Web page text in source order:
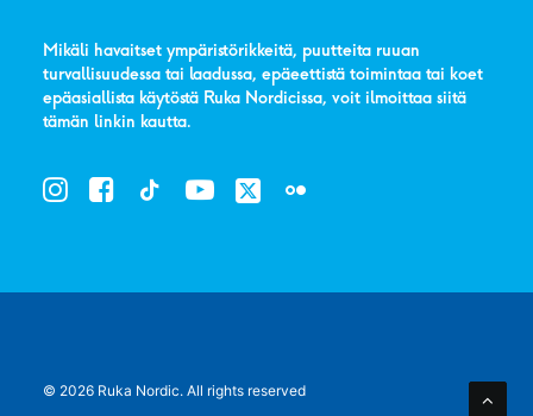
Mikäli havaitset ympäristörikkeitä, puutteita ruuan
turvallisuudessa tai laadussa, epäeettistä toimintaa tai koet
epäasiallista käytöstä Ruka Nordicissa, voit ilmoittaa siitä
tämän linkin kautta.
© 2026 Ruka Nordic. All rights reserved